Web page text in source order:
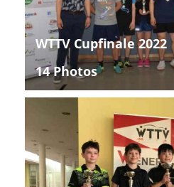
WTTV Cupfinale 2022
14 Photos